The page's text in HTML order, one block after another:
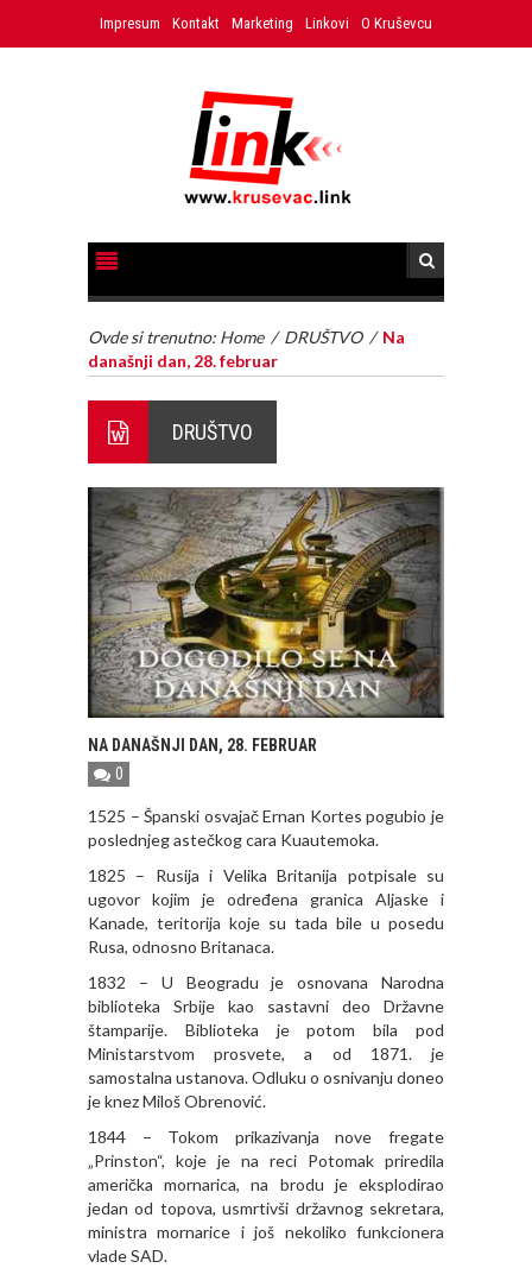
Impresum Kontakt Marketing Linkovi O Kruševcu
Ovde si trenutno: Home / DRUŠTVO / Na
današnji dan, 28. februar
DRUŠTVO
NA DANAŠNJI DAN, 28. FEBRUAR
0
1525 – Španski osvajač Ernan Kortes pogubio je
poslednjeg astečkog cara Kuautemoka.
1825 – Rusija i Velika Britanija potpisale su
ugovor kojim je određena granica Aljaske i
Kanade, teritorija koje su tada bile u posedu
Rusa, odnosno Britanaca.
1832 – U Beogradu je osnovana Narodna
biblioteka Srbije kao sastavni deo Državne
štamparije. Biblioteka je potom bila pod
Ministarstvom prosvete, a od 1871. je
samostalna ustanova. Odluku o osnivanju doneo
je knez Miloš Obrenović.
1844 – Tokom prikazivanja nove fregate
„Prinston“, koje je na reci Potomak priredila
američka mornarica, na brodu je eksplodirao
jedan od topova, usmrtivši državnog sekretara,
ministra mornarice i još nekoliko funkcionera
vlade SAD.